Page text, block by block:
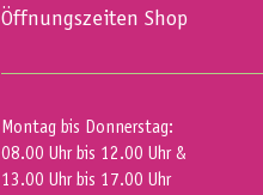
Öffnungszeiten Shop
Montag bis Donnerstag:
08.00 Uhr bis 12.00 Uhr &
13.00 Uhr bis 17.00 Uhr